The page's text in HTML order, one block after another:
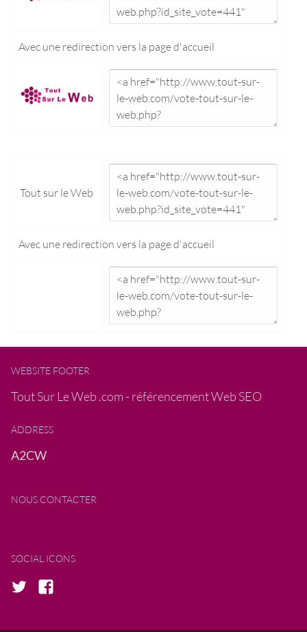
Avec une redirection vers la page d'accueil
Tout sur le Web
Avec une redirection vers la page d'accueil
WEBSITE FOOTER
Tout Sur Le Web .com - référencement Web SEO
ADDRESS
A2CW
NOUS CONTACTER
SOCIAL ICONS